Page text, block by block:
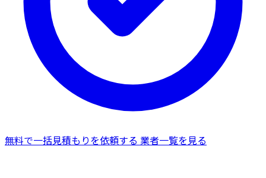
無料で一括見積もりを依頼する 業者一覧を見る